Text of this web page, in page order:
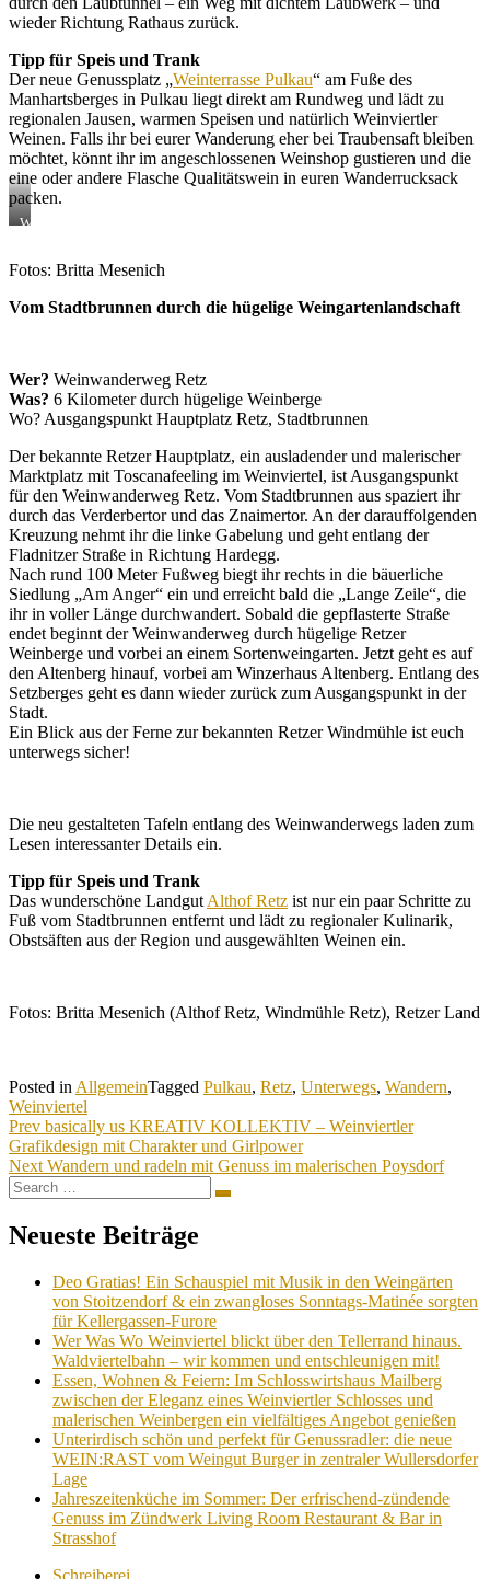
wieder Richtung Rathaus zurück.
Tipp für Speis und Trank
Der neue Genussplatz „Weinterrasse Pulkau“ am Fuße des
Manhartsberges in Pulkau liegt direkt am Rundweg und lädt zu
regionalen Jausen, warmen Speisen und natürlich Weinviertler
Weinen. Falls ihr bei eurer Wanderung eher bei Traubensaft bleiben
möchtet, könnt ihr im angeschlossenen Weinshop gustieren und die
eine oder andere Flasche Qualitätswein in euren Wanderrucksack
packen.
Weinterrasse
Fotos: Britta Mesenich
Vom Stadtbrunnen durch die hügelige Weingartenlandschaft
Wer? Weinwanderweg Retz
Was? 6 Kilometer durch hügelige Weinberge
Wo? Ausgangspunkt Hauptplatz Retz, Stadtbrunnen
Der bekannte Retzer Hauptplatz, ein ausladender und malerischer
Marktplatz mit Toscanafeeling im Weinviertel, ist Ausgangspunkt
für den Weinwanderweg Retz. Vom Stadtbrunnen aus spaziert ihr
durch das Verderbertor und das Znaimertor. An der darauffolgenden
Kreuzung nehmt ihr die linke Gabelung und geht entlang der
Fladnitzer Straße in Richtung Hardegg.
Nach rund 100 Meter Fußweg biegt ihr rechts in die bäuerliche
Siedlung „Am Anger“ ein und erreicht bald die „Lange Zeile“, die
ihr in voller Länge durchwandert. Sobald die gepflasterte Straße
endet beginnt der Weinwanderweg durch hügelige Retzer
Weinberge und vorbei an einem Sortenweingarten. Jetzt geht es auf
den Altenberg hinauf, vorbei am Winzerhaus Altenberg. Entlang des
Setzberges geht es dann wieder zurück zum Ausgangspunkt in der
Stadt.
Ein Blick aus der Ferne zur bekannten Retzer Windmühle ist euch
unterwegs sicher!
Die neu gestalteten Tafeln entlang des Weinwanderwegs laden zum
Lesen interessanter Details ein.
Tipp für Speis und Trank
Das wunderschöne Landgut Althof Retz ist nur ein paar Schritte zu
Fuß vom Stadtbrunnen entfernt und lädt zu regionaler Kulinarik,
Obstsäften aus der Region und ausgewählten Weinen ein.
Fotos: Britta Mesenich (Althof Retz, Windmühle Retz), Retzer Land
Posted in AllgemeinTagged Pulkau, Retz, Unterwegs, Wandern,
Weinviertel
Beitragsnavigation
Prev basically us KREATIV KOLLEKTIV – Weinviertler
Grafikdesign mit Charakter und Girlpower
Next Wandern und radeln mit Genuss im malerischen Poysdorf
Search
for:
Search
Neueste Beiträge
Deo Gratias! Ein Schauspiel mit Musik in den Weingärten
von Stoitzendorf & ein zwangloses Sonntags-Matinée sorgten
für Kellergassen-Furore
Wer Was Wo Weinviertel blickt über den Tellerrand hinaus.
Waldviertelbahn – wir kommen und entschleunigen mit!
Essen, Wohnen & Feiern: Im Schlosswirtshaus Mailberg
zwischen der Eleganz eines Weinviertler Schlosses und
malerischen Weinbergen ein vielfältiges Angebot genießen
Unterirdisch schön und perfekt für Genussradler: die neue
WEIN:RAST vom Weingut Burger in zentraler Wullersdorfer
Lage
Jahreszeitenküche im Sommer: Der erfrischend-zündende
Genuss im Zündwerk Living Room Restaurant & Bar in
Strasshof
Schreiberei